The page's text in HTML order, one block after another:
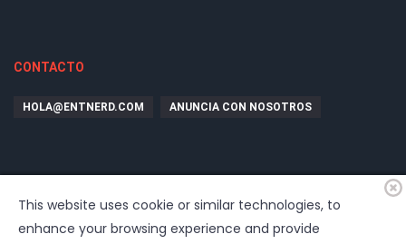
CONTACTO
HOLA@ENTNERD.COM ANUNCIA CON NOSOTROS
This website uses cookie or similar technologies, to
enhance your browsing experience and provide